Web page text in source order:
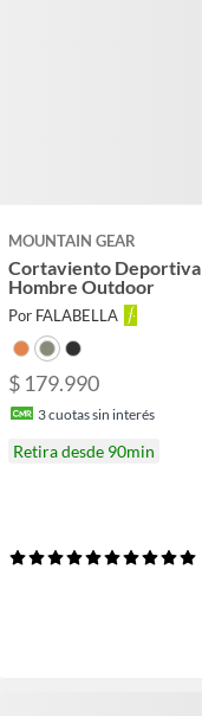
MOUNTAIN GEAR
Cortaviento Deportiva
Hombre Outdoor
Por FALABELLA
$ 179.990
3cuotas sin interés
Retira desde 90min